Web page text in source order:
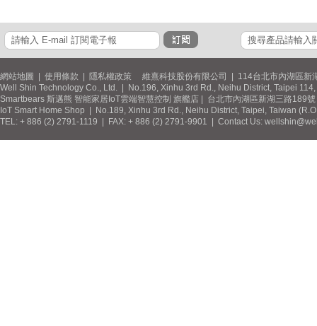
網站地圖 使用條款 隱私權政策 維熹科技股份有限公司 | 114台北市內湖區新
Well Shin Technology Co., Ltd. | No.196, Xinhu 3rd Rd., Neihu District, Taipei
Smartbears 斯邁熊 智能家居IoT雲端智慧控制 旗艦店 | 台北市內湖區新湖三路189
IoT Smart Home Shop | No.189, Xinhu 3rd Rd., Neihu District, Taipei, Taiwan
TEL: + 886 (2) 2791-1119 | FAX: + 886 (2) 2791-9901 | Contact Us: